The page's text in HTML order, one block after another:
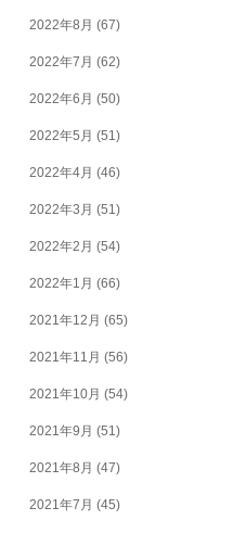
2022年8月 (67)
2022年7月 (62)
2022年6月 (50)
2022年5月 (51)
2022年4月 (46)
2022年3月 (51)
2022年2月 (54)
2022年1月 (66)
2021年12月 (65)
2021年11月 (56)
2021年10月 (54)
2021年9月 (51)
2021年8月 (47)
2021年7月 (45)